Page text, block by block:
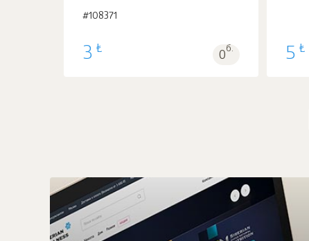
#108371
3 ₺ 0б. 5 ₺